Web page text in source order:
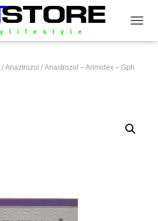
/ Anaztrozol / Anastrozol – Arimidex – Gph